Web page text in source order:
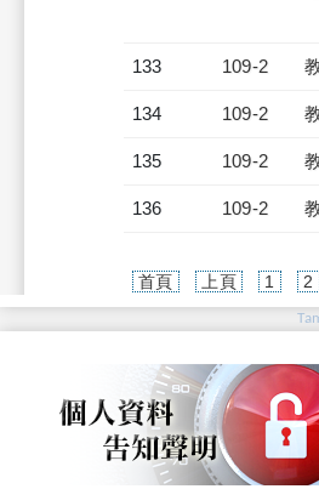
133 109-2
134 109-2
135 109-2
136 109-2
首頁 上頁 1 2